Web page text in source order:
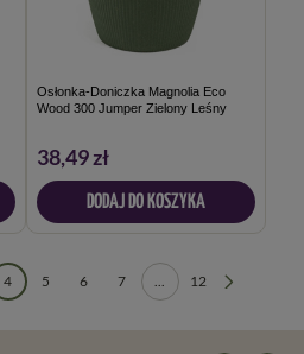
Osłonka-Doniczka Magnolia Eco
Wood 300 Jumper Zielony Leśny
38,49 zł
DODAJ DO KOSZYKA
4 5 6 7 12